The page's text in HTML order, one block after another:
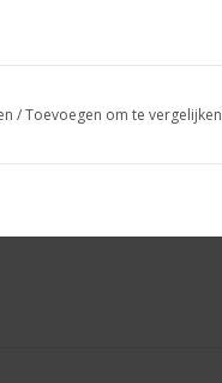
/Toevoegen om te vergelijken